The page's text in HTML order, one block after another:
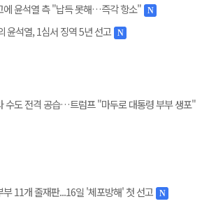
에 윤석열 측 "납득 못해…즉각 항소" N
윤석열, 1심서 징역 5년 선고 N
수도 전격 공습…트럼프 "마두로 대통령 부부 생포"
부 11개 줄재판...16일 '체포방해' 첫 선고 N